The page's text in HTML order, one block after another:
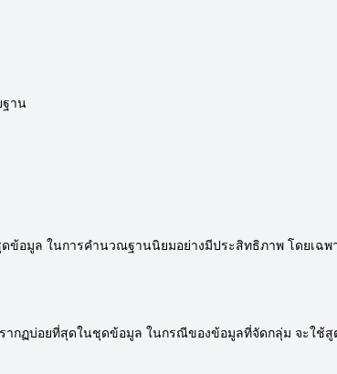
าน
ข้อมูล ในการคำนวณฐานนิยมอย่างมีประสิทธิภาพ โดยเ
กฏบ่อยที่สุดในชุดข้อมูล ในกรณีของข้อมูลที่จัดกลุ่ม จะใช้สู